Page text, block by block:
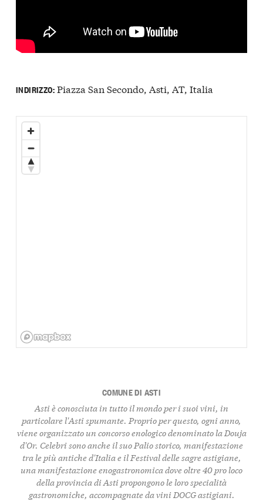
INDIRIZZO:Piazza San Secondo, Asti, AT, Italia
COMUNE DI ASTI
Asti è conosciuta in tutto il mondo per i suoi vini, in
particolare l'Asti spumante. Proprio per questo, ogni anno,
viene organizzato un concorso enologico denominato la Douja
d'Or. Celebri sono anche il suo Palio storico, manifestazione
tra le più antiche d'Italia e il Festival delle sagre astigiane,
una manifestazione enogastronomica dove oltre 40 pro loco
della provincia di Asti propongono le loro specialità
gastronomiche, accompagnate da vini DOCG astigiani.